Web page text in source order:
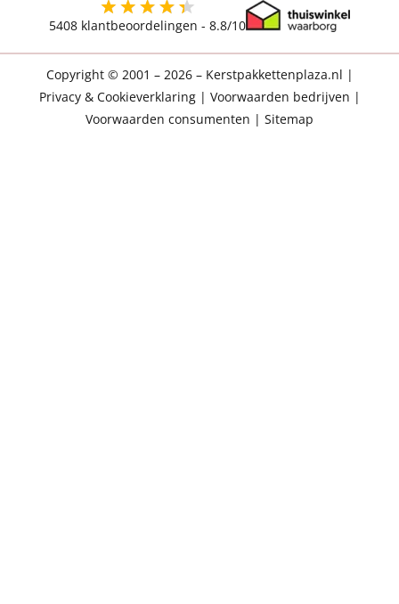
5408 klantbeoordelingen - 8.8/10
Copyright © 2001 – 2026 – Kerstpakkettenplaza.nl |
Privacy & Cookieverklaring| Voorwaarden bedrijven |
Voorwaarden consumenten | Sitemap